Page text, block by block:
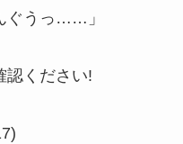
うっ……」
認ください!